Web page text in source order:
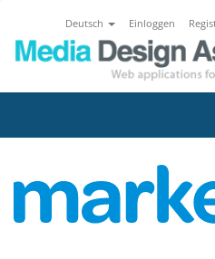
Deutsch Einloggen